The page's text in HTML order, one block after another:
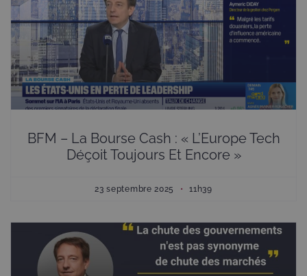
BFM – La Bourse Cash : « L’Europe Tech
Déçoit Toujours Et Encore »
23 septembre 2025 11h39